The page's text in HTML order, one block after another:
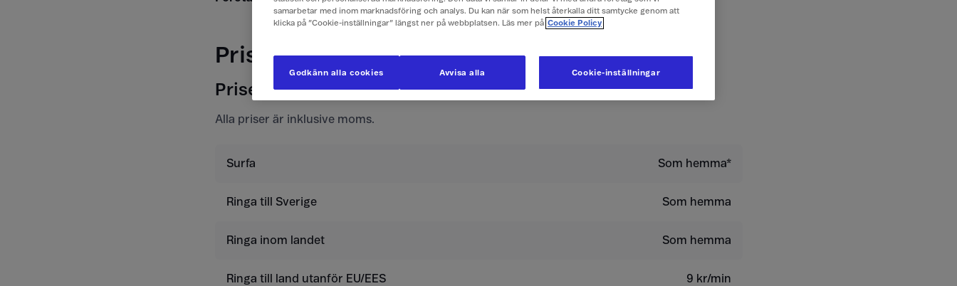
Priser för mobilabonnemang och kontantkort
Priser i Irland
Alla priser är inklusive moms.
Surfa Som hemma*
Ringa till Sverige Som hemma
Ringa inom landet Som hemma
Ringa till land utanför EU/EES 9 kr/min
samarbetar med inom marknadsföring och analys. Du kan när som helst återkalla ditt samtycke genom att
klicka på ”Cookie-inställningar” längst ner på webbplatsen. Läs mer på Cookie Policy
Cookie-inställningar
Avvisa alla
Godkänn alla cookies